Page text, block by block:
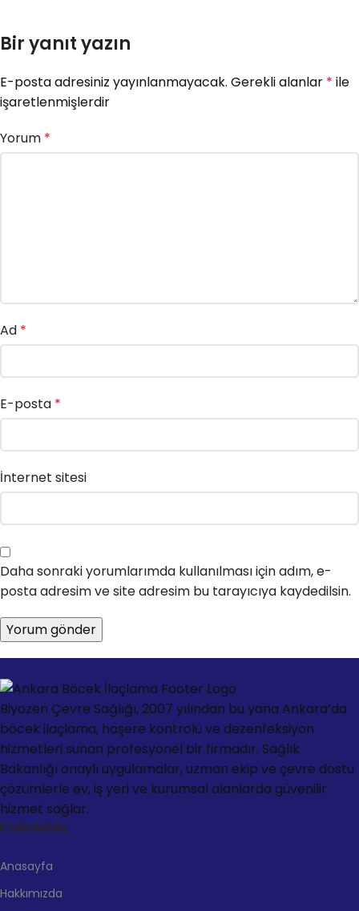
Bir yanıt yazın
E-posta adresiniz yayınlanmayacak. Gerekli alanlar * ile
işaretlenmişlerdir
Yorum *
Ad *
E-posta *
İnternet sitesi
Daha sonraki yorumlarımda kullanılması için adım, e-
posta adresim ve site adresim bu tarayıcıya kaydedilsin.
Biyozen Çevre Sağlığı, 2007 yılından bu yana Ankara’da
böcek ilaçlama, haşere kontrolü ve dezenfeksiyon
hizmetleri sunan profesyonel bir firmadır. Sağlık
Bakanlığı onaylı uygulamalar, uzman ekip ve çevre dostu
çözümlerle ev, iş yeri ve kurumsal alanlarda güvenilir
hizmet sağlar.
KURUMSAL
Anasayfa
Hakkımızda